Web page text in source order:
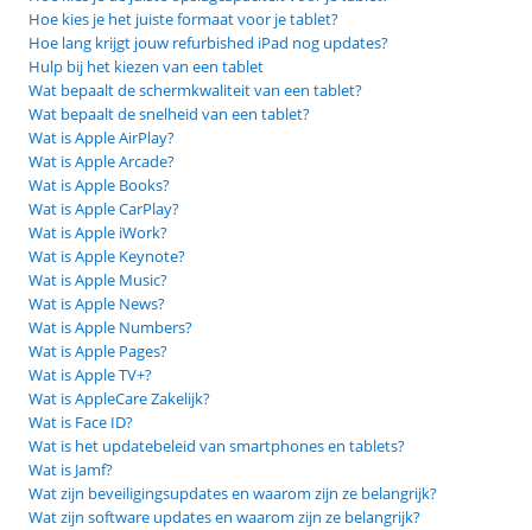
Hoe kies je het juiste formaat voor je tablet?
Hoe lang krijgt jouw refurbished iPad nog updates?
Hulp bij het kiezen van een tablet
Wat bepaalt de schermkwaliteit van een tablet?
Wat bepaalt de snelheid van een tablet?
Wat is Apple AirPlay?
Wat is Apple Arcade?
Wat is Apple Books?
Wat is Apple CarPlay?
Wat is Apple iWork?
Wat is Apple Keynote?
Wat is Apple Music?
Wat is Apple News?
Wat is Apple Numbers?
Wat is Apple Pages?
Wat is Apple TV+?
Wat is AppleCare Zakelijk?
Wat is Face ID?
Wat is het updatebeleid van smartphones en tablets?
Wat is Jamf?
Wat zijn beveiligingsupdates en waarom zijn ze belangrijk?
Wat zijn software updates en waarom zijn ze belangrijk?